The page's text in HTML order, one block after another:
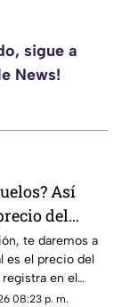
sigue a
News!
Así
del
HOY
agosto de
te daremos a
es el precio del
en el
al cierre de
08:23 p. m.